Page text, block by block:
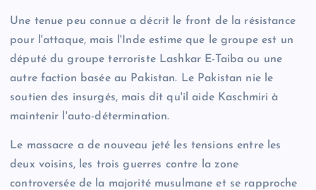
Une tenue peu connue a décrit le front de la résistance
pour l'attaque, mais l'Inde estime que le groupe est un
député du groupe terroriste Lashkar E-Taiba ou une
autre faction basée au Pakistan. Le Pakistan nie le
soutien des insurgés, mais dit qu'il aide Kaschmiri à
maintenir l'auto-détermination.
Le massacre a de nouveau jeté les tensions entre les
deux voisins, les trois guerres contre la zone
controversée de la majorité musulmane et se rapproche